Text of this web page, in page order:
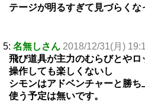
テージが明るすぎて見づらくな
5: 名無しさん 2018/12/31(月)
飛び道具が主力のむらびとやロ
操作しても楽しくないし
シモンはアドベンチャーと勝ち
使う予定は無いです。